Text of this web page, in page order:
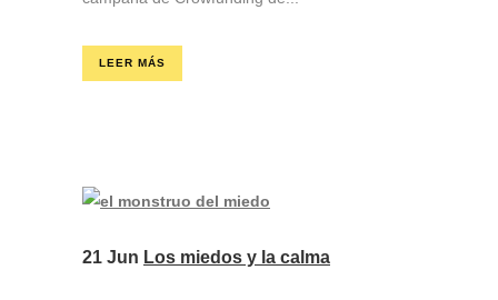
LEER MÁS
21 Jun Los miedos y la calma